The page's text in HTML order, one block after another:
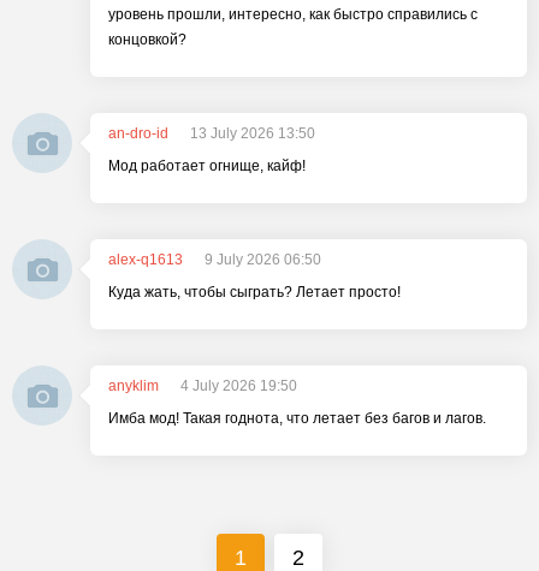
уровень прошли, интересно, как быстро справились с
концовкой?
an-dro-id
13 July 2026 13:50
Мод работает огнище, кайф!
alex-q1613
9 July 2026 06:50
Куда жать, чтобы сыграть? Летает просто!
anyklim
4 July 2026 19:50
Имба мод! Такая годнота, что летает без багов и лагов.
1 2